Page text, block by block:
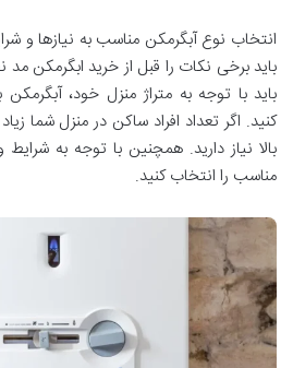
انتخاب نوع آبگرمکن مناسب به نیازها و
باید برخی نکات را قبل از خرید ابگرمکن مد
بایدبا توجه به متراژ منزل خود،
کنید. اگر تعداد افراد ساکن در منزل شما
بالا نیاز دارید. همچنین با توجه به
مناسب را انتخاب کنید.